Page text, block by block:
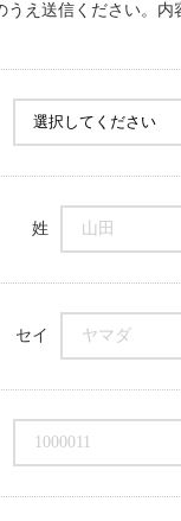
え送信ください。
姓 山田
セイ ヤマダ
1000011